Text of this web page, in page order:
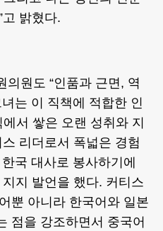
밝혔다.
의원도 “인품과 근면, 역
는 이 직책에 적합한 인
에서 쌓은 오랜 성취와 지
리더로서 폭넓은 경험
국 대사로 봉사하기에
지 발언을 했다. 커티스
뿐 아니라 한국어와 일본
점을 강조하면서 중국어